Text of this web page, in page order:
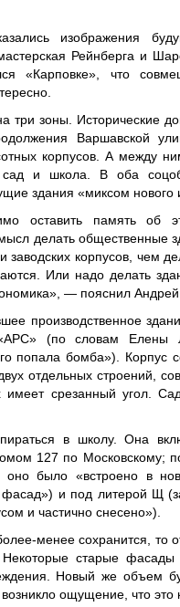
изображения
Рейнберга и
«Карповке», что
три зоны. Исторические
Варшавской
корпусов. А между
сад и школа. В оба
здания «миксом нового
оставить память об
делать общественные
заводских корпусов, чем
Или надо делать
— пояснил
производственное
(по словам Елены
попала бомба»). Корпус
отдельных строений,
срезанный угол.
в школу. Она
127 по Московскому;
было «встроено в
фасад») и под литерой Щ
и частично снесено»).
менее сохранится, то
старые фасады
Новый же объем
ощущение, что это